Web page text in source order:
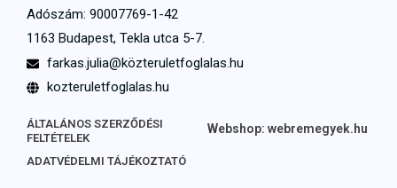
Adószám: 90007769-1-42
1163 Budapest, Tekla utca 5-7.
farkas.julia@közteruletfoglalas.hu
kozteruletfoglalas.hu
ÁLTALÁNOS SZERZŐDÉSI
FELTÉTELEK
ADATVÉDELMI TÁJÉKOZTATÓ
Webshop: webremegyek.hu